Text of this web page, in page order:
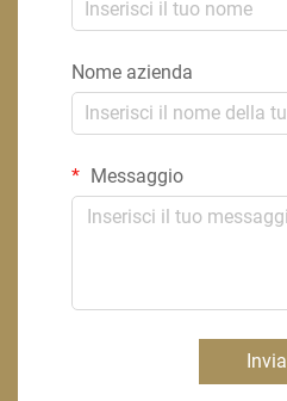
Nome azienda
Messaggio
Invia